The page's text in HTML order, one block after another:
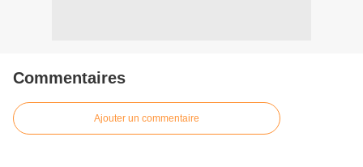
Commentaires
Ajouter un commentaire